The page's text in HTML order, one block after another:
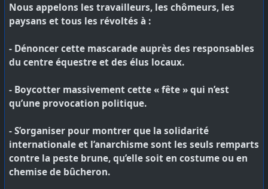
Nous appelons les travailleurs, les chômeurs, les
paysans et tous les révoltés à :
​- Dénoncer cette mascarade auprès des responsables
du centre équestre et des élus locaux.
​- Boycotter massivement cette « fête » qui n’est
qu’une provocation politique.
​- S’organiser pour montrer que la solidarité
internationale et l’anarchisme sont les seuls remparts
contre la peste brune, qu’elle soit en costume ou en
chemise de bûcheron.